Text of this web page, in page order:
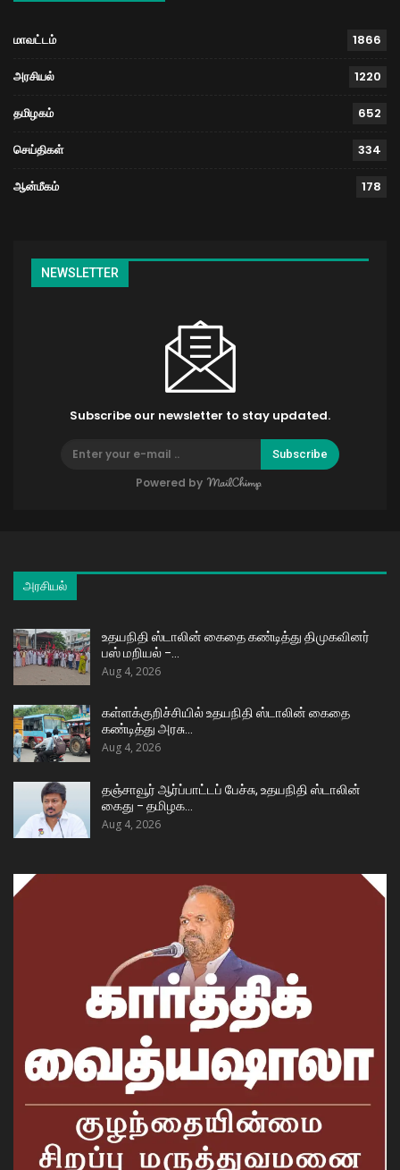
மாவட்டம் 1866
அரசியல் 1220
தமிழகம் 652
செய்திகள் 334
ஆன்மீகம் 178
NEWSLETTER
Subscribe our newsletter to stay updated.
Subscribe
Powered by
அரசியல்
உதயநிதி ஸ்டாலின் கைதை கண்டித்து திமுகவினர்
பஸ் மறியல் –…
Aug 4, 2026
கள்ளக்குறிச்சியில் உதயநிதி ஸ்டாலின் கைதை
கண்டித்து அரசு…
Aug 4, 2026
தஞ்சாவூர் ஆர்ப்பாட்டப் பேச்சு, உதயநிதி ஸ்டாலின்
கைது – தமிழக…
Aug 4, 2026